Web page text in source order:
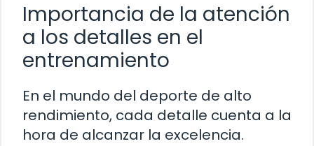
Importancia de la atención
a los detalles en el
entrenamiento
En el mundo del deporte de alto
rendimiento, cada detalle cuenta a la
hora de alcanzar la excelencia.